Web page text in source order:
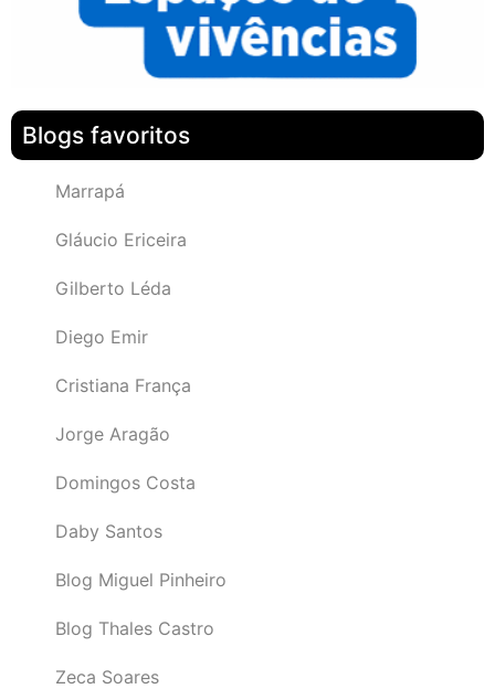
Blogs favoritos
Marrapá
Gláucio Ericeira
Gilberto Léda
Diego Emir
Cristiana França
Jorge Aragão
Domingos Costa
Daby Santos
Blog Miguel Pinheiro
Blog Thales Castro
Zeca Soares